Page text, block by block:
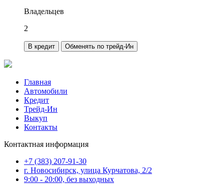
Владельцев
2
В кредит Обменять по трейд-Ин
Главная
Автомобили
Кредит
Трейд-Ин
Выкуп
Контакты
Контактная информация
+7 (383) 207-91-30
г. Новосибирск, улица Курчатова, 2/2
9:00 - 20:00, без выходных